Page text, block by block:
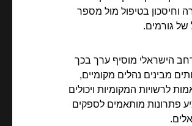
וחיסכון בטיפול מול מספר
של גורמים.
הישראלי מוסיף ערך בכך
מבינים נהלים מקומיים,
לרשויות המקומיות ויכולים
פתרונות מותאמים לספקים